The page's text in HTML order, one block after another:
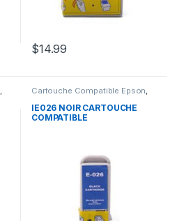
$14.99
, Cartouche Compatible Epson,
IE026 NOIR CARTOUCHE
COMPATIBLE